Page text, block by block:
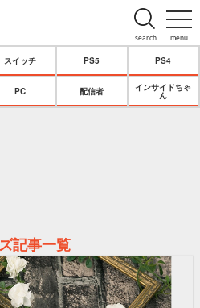
menu
search
スイッチ PS5 PS4
PC 配信者
インサイドちゃ
ん
記事一覧